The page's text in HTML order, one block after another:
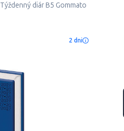
Týždenný diár B5 Gommato
2 dni